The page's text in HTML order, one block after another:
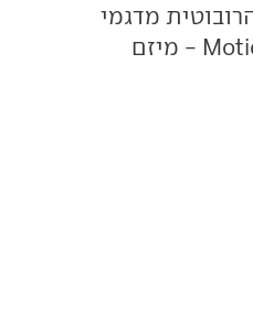
מדגמי
איוניק 5 בלאס ווגאס, במסגרת המותג Motional - מיזם